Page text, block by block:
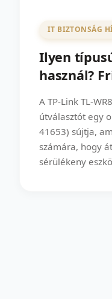
IT BIZTONSÁG
Ilyen
használ?
A TP-Link TL-
útválasztót egy
41653) sújtja,
számára, hogy
sérülékeny